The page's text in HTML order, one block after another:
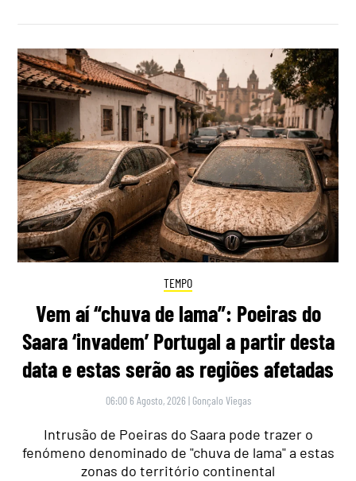
TEMPO
Vem aí “chuva de lama”: Poeiras do
Saara ‘invadem’ Portugal a partir desta
data e estas serão as regiões afetadas
06:00 6 Agosto, 2026 | Gonçalo Viegas
Intrusão de Poeiras do Saara pode trazer o
fenómeno denominado de "chuva de lama" a estas
zonas do território continental